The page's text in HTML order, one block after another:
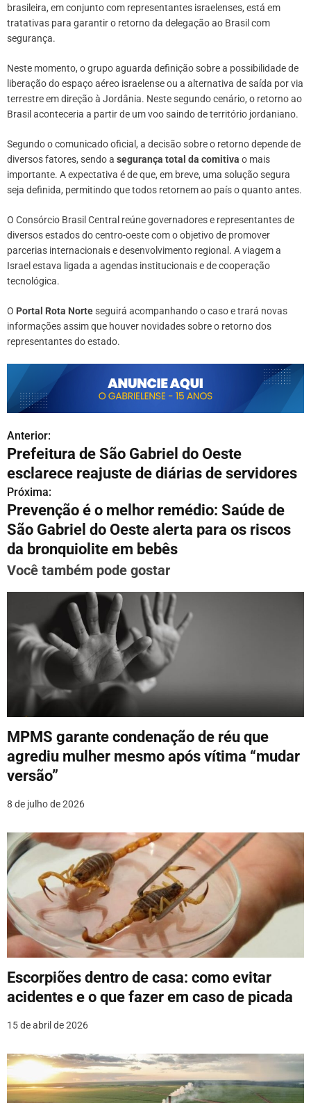
brasileira, em conjunto com representantes israelenses, está em
tratativas para garantir o retorno da delegação ao Brasil com
segurança.
Neste momento, o grupo aguarda definição sobre a possibilidade de
liberação do espaço aéreo israelense ou a alternativa de saída por via
terrestre em direção à Jordânia. Neste segundo cenário, o retorno ao
Brasil aconteceria a partir de um voo saindo de território jordaniano.
Segundo o comunicado oficial, a decisão sobre o retorno depende de
diversos fatores, sendo a segurança total da comitiva o mais
importante. A expectativa é de que, em breve, uma solução segura
seja definida, permitindo que todos retornem ao país o quanto antes.
O Consórcio Brasil Central reúne governadores e representantes de
diversos estados do centro-oeste com o objetivo de promover
parcerias internacionais e desenvolvimento regional. A viagem a
Israel estava ligada a agendas institucionais e de cooperação
tecnológica.
O Portal Rota Norteseguirá acompanhando o caso e trará novas
informações assim que houver novidades sobre o retorno dos
representantes do estado.
N
a
v
e
g
a
ç
ã
P
o
s
t
Anterior:
Prefeitura de São Gabriel do Oeste
esclarece reajuste de diárias de servidores
Próxima:
Prevenção é o melhor remédio: Saúde de
São Gabriel do Oeste alerta para os riscos
da bronquiolite em bebês
Você também pode gostar
MPMS garante condenação de réu que
agrediu mulher mesmo após vítima “mudar
versão”
8 de julho de 2026
Escorpiões dentro de casa: como evitar
acidentes e o que fazer em caso de picada
15 de abril de 2026